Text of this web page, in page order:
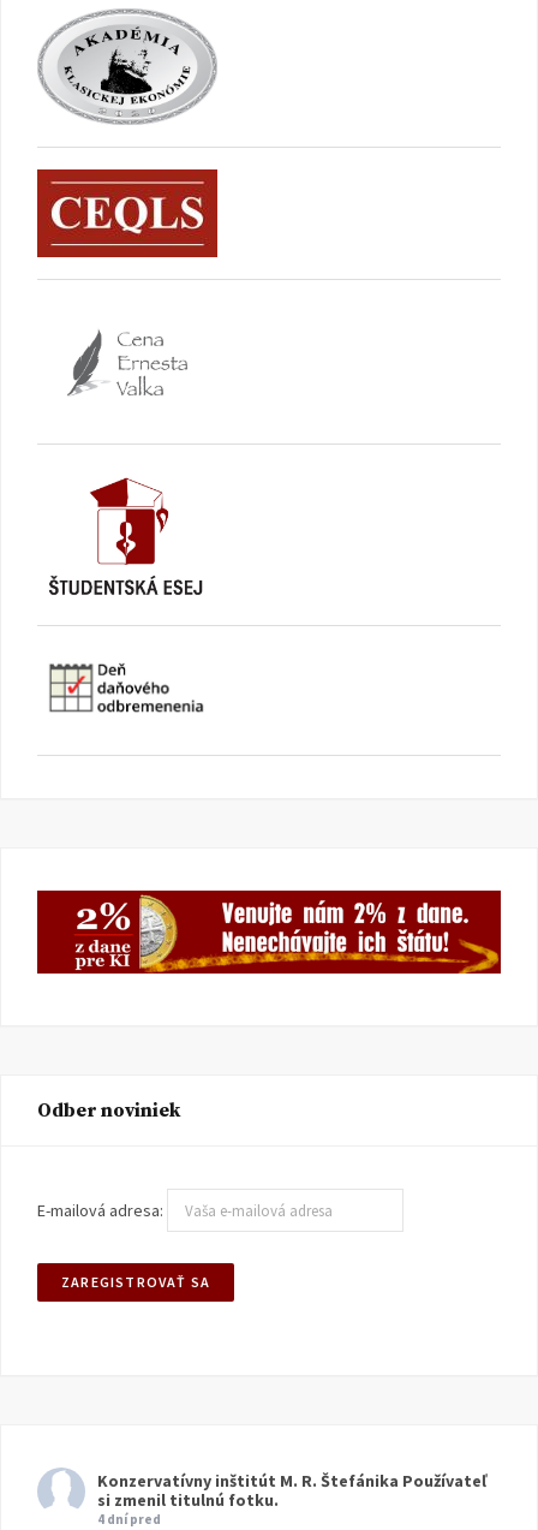
Odber noviniek
E-mailová adresa:
Konzervatívny inštitút M. R. Štefánika Používateľ
si zmenil titulnú fotku.
4 dní pred